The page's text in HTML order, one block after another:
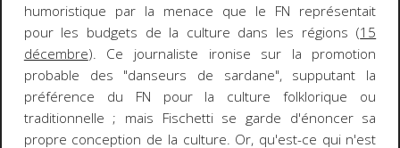
humoristique par la menace que le FN représentait
pour les budgets de la culture dans les régions (15
décembre). Ce journaliste ironise sur la promotion
probable des "danseurs de sardane", supputant la
préférence du FN pour la culture folklorique ou
traditionnelle ; mais Fischetti se garde d'énoncer sa
propre conception de la culture. Or, qu'est-ce qui n'est